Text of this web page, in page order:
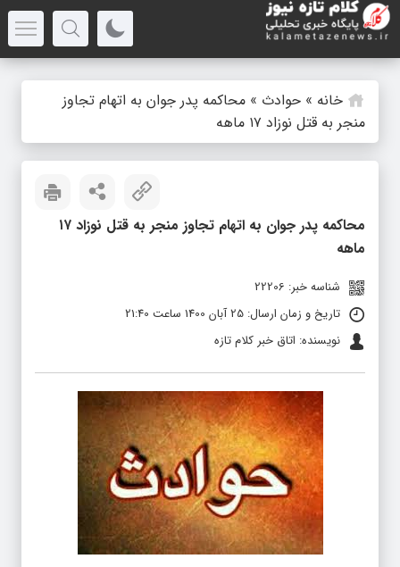
خانه » حوادث » محاکمه پدر جوان به اتهام تجاوز
منجر به قتل نوزاد ۱۷ ماهه
محاکمه پدر جوان به اتهام تجاوز منجر به قتل نوزاد ۱۷
ماهه
شناسه خبر: 22206
تاریخ و زمان ارسال: 25 آبان 1400 ساعت 21:40
نویسنده: اتاق خبر کلام تازه